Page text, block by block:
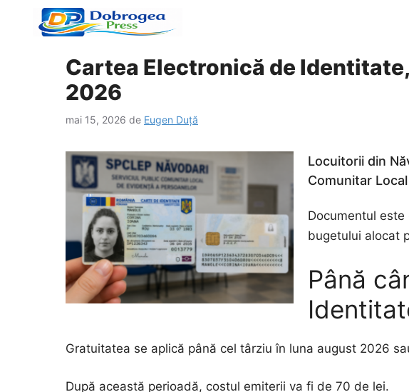
Cartea Electronică de
2026
mai 15, 2026 de Eugen Duță
Locuitorii din
Comunitar
Documentul
bugetului alocat
Până
Gratuitatea se aplică până cel târziu în luna august 2026
După această perioadă, costul emiterii va fi de 70 de lei.